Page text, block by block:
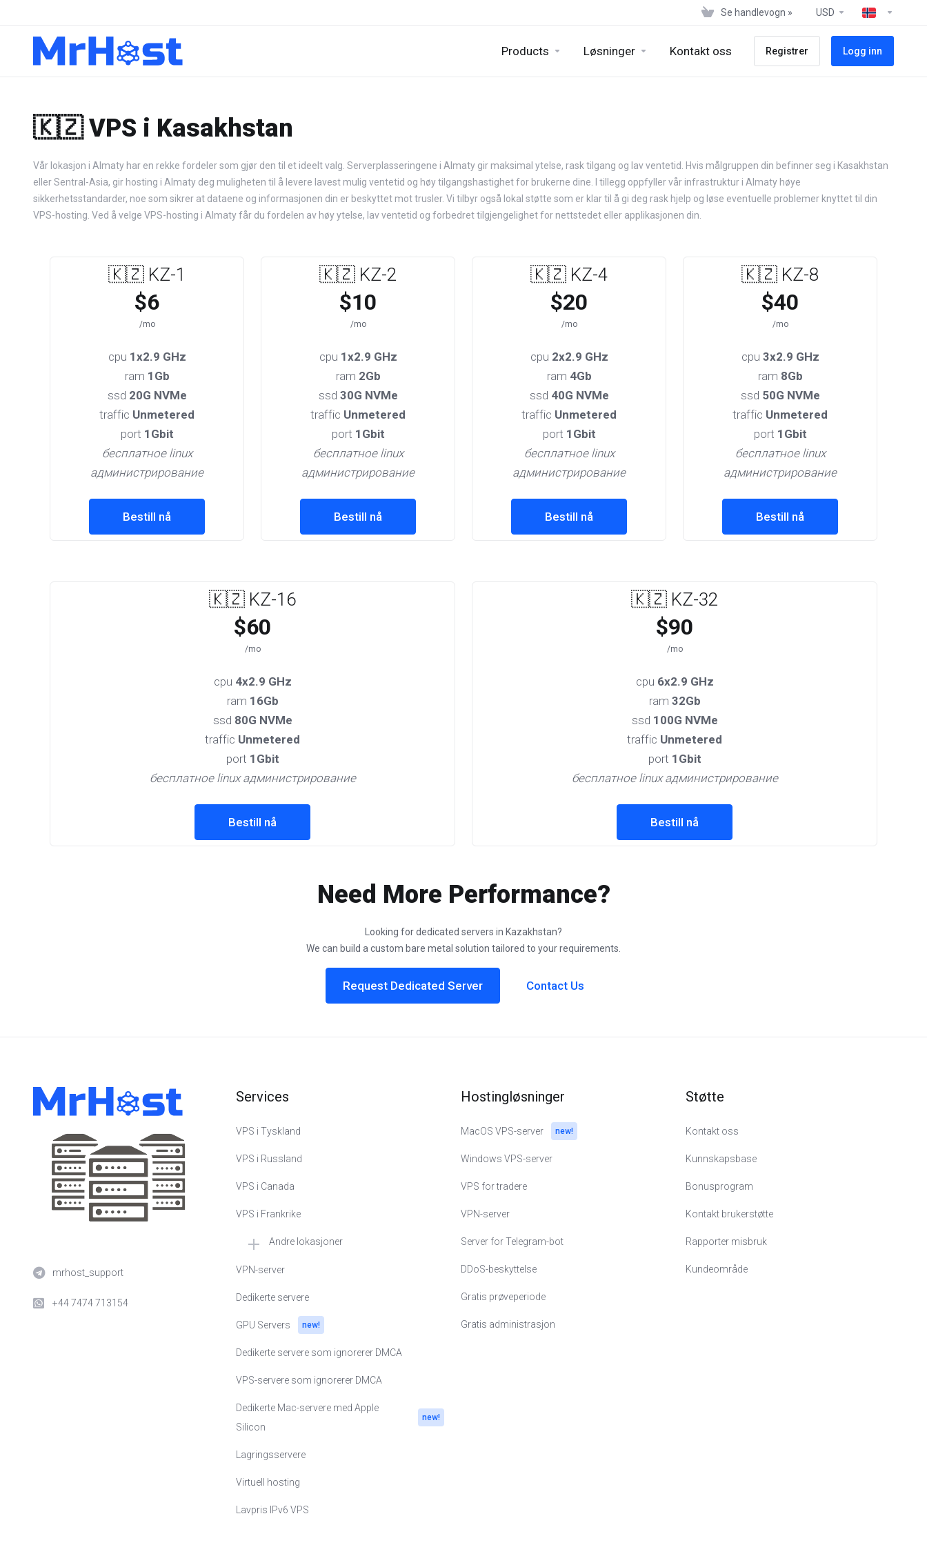
Se handlevogn » USD
Products Løsninger Kontakt oss Registrer Logg inn
🇰🇿 VPS i Kasakhstan
Vår lokasjon i Almaty har en rekke fordeler som gjør den til et ideelt valg. Serverplasseringene i Almaty gir maksimal ytelse, rask tilgang og lav ventetid. Hvis målgruppen din befinner seg i Kasakhstan
eller Sentral-Asia, gir hosting i Almaty deg muligheten til å levere lavest mulig ventetid og høy tilgangshastighet for brukerne dine. I tillegg oppfyller vår infrastruktur i Almaty høye
sikkerhetsstandarder, noe som sikrer at dataene og informasjonen din er beskyttet mot trusler. Vi tilbyr også lokal støtte som er klar til å gi deg rask hjelp og løse eventuelle problemer knyttet til din
VPS-hosting. Ved å velge VPS-hosting i Almaty får du fordelen av høy ytelse, lav ventetid og forbedret tilgjengelighet for nettstedet eller applikasjonen din.
🇰🇿 KZ-1
$6
/mo
cpu 1x2.9 GHz
ram 1Gb
ssd 20G NVMe
traffic Unmetered
port 1Gbit
бесплатное linux
администрирование
Bestill nå
🇰🇿 KZ-2
$10
/mo
cpu 1x2.9 GHz
ram 2Gb
ssd 30G NVMe
traffic Unmetered
port 1Gbit
бесплатное linux
администрирование
Bestill nå
🇰🇿 KZ-4
$20
/mo
cpu 2x2.9 GHz
ram 4Gb
ssd 40G NVMe
traffic Unmetered
port 1Gbit
бесплатное linux
администрирование
Bestill nå
🇰🇿 KZ-8
$40
/mo
cpu 3x2.9 GHz
ram 8Gb
ssd 50G NVMe
traffic Unmetered
port 1Gbit
бесплатное linux
администрирование
Bestill nå
🇰🇿 KZ-16
$60
/mo
cpu 4x2.9 GHz
ram 16Gb
ssd 80G NVMe
traffic Unmetered
port 1Gbit
бесплатное linux администрирование
Bestill nå
🇰🇿 KZ-32
$90
/mo
cpu 6x2.9 GHz
ram 32Gb
ssd 100G NVMe
traffic Unmetered
port 1Gbit
бесплатное linux администрирование
Bestill nå
Need More Performance?
Looking for dedicated servers in Kazakhstan?
We can build a custom bare metal solution tailored to your requirements.
Request Dedicated Server Contact Us
mrhost_support
+44 7474 713154
Services
VPS i Tyskland
VPS i Russland
VPS i Canada
VPS i Frankrike
Andre lokasjoner
🇳🇱 VPS i Nederland
🇺🇸 VPS i USA
🇺🇦 VPS i Ukraina
🇵🇱 VPS i Polen
🇪🇪 VPS i Estland
🇸🇪 VPS i Sverige
🇬🇧 VPS i Storbritannia
🇨🇿 VPS i Tsjekkia
🇸🇬 VPS i Singapore
VPN-server
Dedikerte servere
GPU Servers new!
Dedikerte servere som ignorerer DMCA
VPS-servere som ignorerer DMCA
Dedikerte Mac-servere med Apple
Silicon
new!
Lagringsservere
Virtuell hosting
Lavpris IPv6 VPS
Hostingløsninger
MacOS VPS-server new!
Windows VPS-server
VPS for tradere
VPN-server
Server for Telegram-bot
DDoS-beskyttelse
Gratis prøveperiode
Gratis administrasjon
Støtte
Kontakt oss
Kunnskapsbase
Bonusprogram
Kontakt brukerstøtte
Rapporter misbruk
Kundeområde